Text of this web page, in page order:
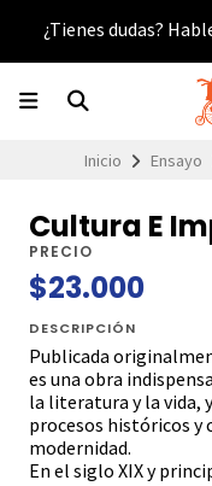
¿Tienes dudas?
Inicio Ensayo
Cultura E
PRECIO
$23.000
DESCRIPCIÓN
Publicada
es una obra
la literatura y la vida,
procesos históricos y
modernidad.
En el siglo XIX y